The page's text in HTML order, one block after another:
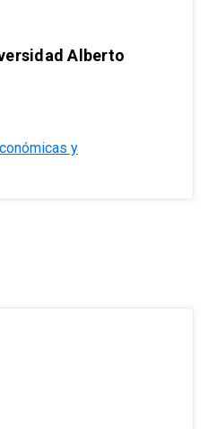
Alberto
y